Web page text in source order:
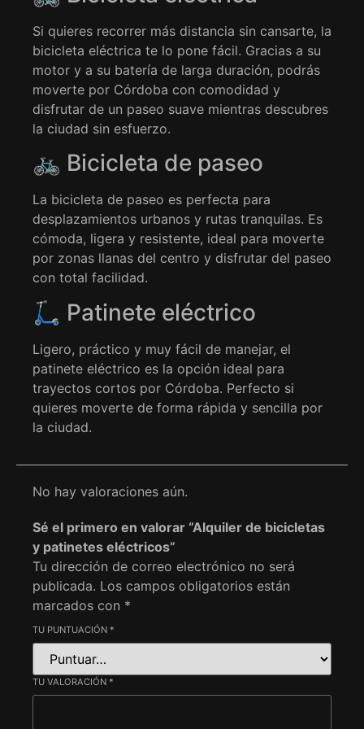
Si quieres recorrer más distancia sin cansarte, la
bicicleta eléctrica te lo pone fácil. Gracias a su
motor y a su batería de larga duración, podrás
moverte por Córdoba con comodidad y
disfrutar de un paseo suave mientras descubres
la ciudad sin esfuerzo.
🚲 Bicicleta de paseo
La bicicleta de paseo es perfecta para
desplazamientos urbanos y rutas tranquilas. Es
cómoda, ligera y resistente, ideal para moverte
por zonas llanas del centro y disfrutar del paseo
con total facilidad.
🛴 Patinete eléctrico
Ligero, práctico y muy fácil de manejar, el
patinete eléctrico es la opción ideal para
trayectos cortos por Córdoba. Perfecto si
quieres moverte de forma rápida y sencilla por
la ciudad.
No hay valoraciones aún.
Sé el primero en valorar “Alquiler de bicicletas
y patinetes eléctricos”
Tu dirección de correo electrónico no será
publicada. Los campos obligatorios están
marcados con *
TU PUNTUACIÓN *
TU VALORACIÓN *